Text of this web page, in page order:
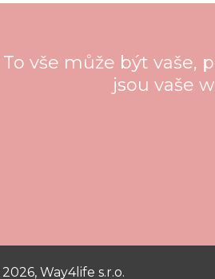
To vše může být vaše,
jsou vaše
2026, Way4life s.r.o.